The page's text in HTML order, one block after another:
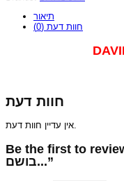
תיאור
חוות דעת (0)
DAVIDOFF
חוות דעת
Be the first to
בושם...”